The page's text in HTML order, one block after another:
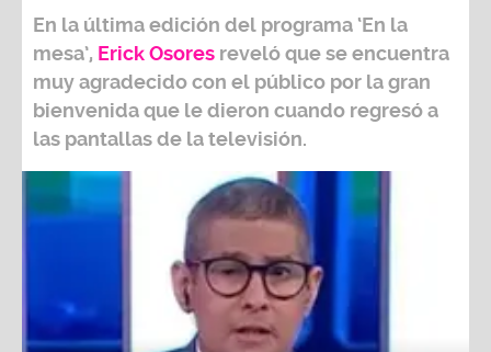
En la última edición del programa ‘En la
mesa’, Erick Osores reveló que se encuentra
muy agradecido con el público por la gran
bienvenida que le dieron cuando regresó a
las pantallas de la televisión.